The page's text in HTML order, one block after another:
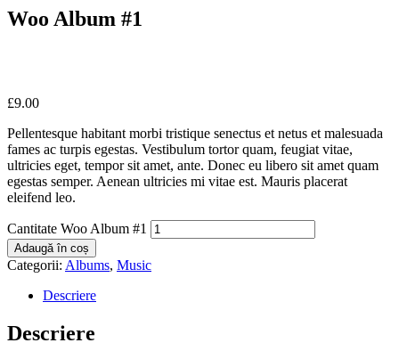
Woo Album #1
£9.00
Pellentesque habitant morbi tristique senectus et netus et malesuada
fames ac turpis egestas. Vestibulum tortor quam, feugiat vitae,
ultricies eget, tempor sit amet, ante. Donec eu libero sit amet quam
egestas semper. Aenean ultricies mi vitae est. Mauris placerat
eleifend leo.
Cantitate Woo Album #1
Adaugă în coș
Categorii: Albums, Music
Descriere
Descriere